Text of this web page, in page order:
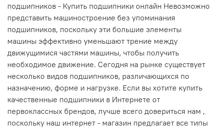
подшипников - Купить подшипники онлайн Невозможно
представить машиностроение без упоминания
подшипников, поскольку эти большие элементы
машины эффективно уменьшают трение между
движущимися частями машины, чтобы получить
необходимое движение. Сегодня на рынке существует
несколько видов подшипников, различающихся по
назначению, форме и нагрузке. Если вы хотите купить
качественные подшипники в Интернете от
первоклассных брендов, лучше всего довериться нам ,
поскольку наш интернет - магазин предлагает все типы